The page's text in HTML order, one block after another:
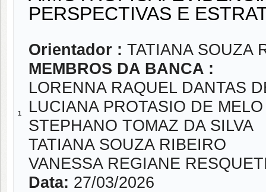
1
PERSPECTIVAS E
Orientador : TATIANA SOUZA
MEMBROS DA BANCA :
LORENNA RAQUEL DANTAS
LUCIANA PROTASIO DE MELO
STEPHANO TOMAZ DA SILVA
TATIANA SOUZA RIBEIRO
VANESSA REGIANE
Data: 27/03/2026